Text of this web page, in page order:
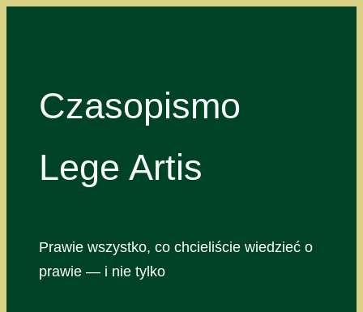
Czasopismo
Lege Artis
Prawie wszystko, co chcieliście wiedzieć o
prawie — i nie tylko